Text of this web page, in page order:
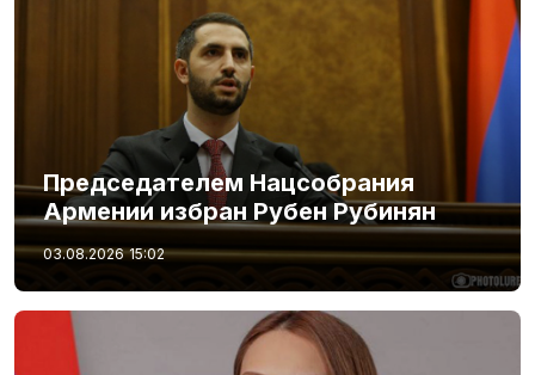
Председателем Нацсобрания
Армении избран Рубен Рубинян
03.08.2026 15:02